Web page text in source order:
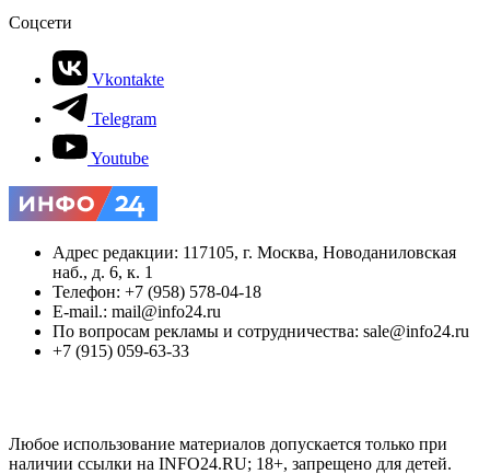
Соцсети
Vkontakte
Telegram
Youtube
Адрес редакции: 117105, г. Москва, Новоданиловская
наб., д. 6, к. 1
Телефон: +7 (958) 578-04-18
E-mail.: mail@info24.ru
По вопросам рекламы и сотрудничества: sale@info24.ru
+7 (915) 059-63-33
Любое использование материалов допускается только при
наличии ссылки на INFO24.RU; 18+, запрещено для детей.